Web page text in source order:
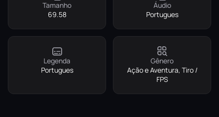
Tamanho
69.58
Áudio
Portugues
Legenda
Portugues
Gênero
Ação e Aventura, Tiro /
FPS